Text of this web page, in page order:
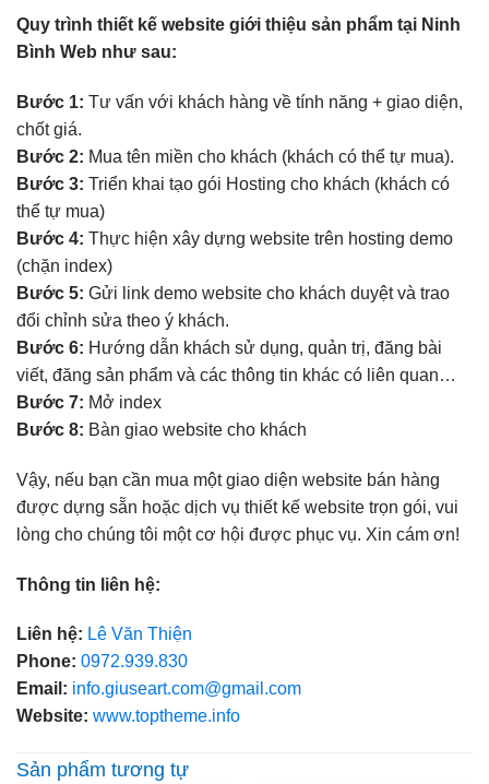
Quy trình thiết kế website giới thiệu sản phẩm tại Ninh
Bình Web như sau:
Bước 1: Tư vấn với khách hàng về tính năng + giao diện,
chốt giá.
Bước 2: Mua tên miền cho khách (khách có thể tự mua).
Bước 3: Triển khai tạo gói Hosting cho khách (khách có
thể tự mua)
Bước 4: Thực hiện xây dựng website trên hosting demo
(chặn index)
Bước 5: Gửi link demo website cho khách duyệt và trao
đổi chỉnh sửa theo ý khách.
Bước 6: Hướng dẫn khách sử dụng, quản trị, đăng bài
viết, đăng sản phẩm và các thông tin khác có liên quan…
Bước 7: Mở index
Bước 8: Bàn giao website cho khách
Vậy, nếu bạn cần mua một giao diện website bán hàng
được dựng sẵn hoặc dịch vụ thiết kế website trọn gói, vui
lòng cho chúng tôi một cơ hội được phục vụ. Xin cám ơn!
Thông tin liên hệ:
Liên hệ: Lê Văn Thiện
Phone: 0972.939.830
Email: info.giuseart.com@gmail.com
Website: www.toptheme.info
Sản phẩm tương tự